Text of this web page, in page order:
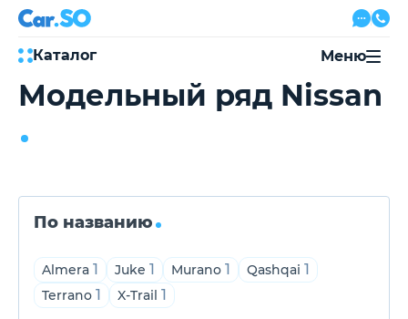
Каталог
Автокредит
Акции
Автожурнал
Контакты
8 800 500-03-23
Меню
Модельный ряд Nissan
По названию
Almera 1 Juke 1 Murano 1 Qashqai 1
Terrano 1 X-Trail 1